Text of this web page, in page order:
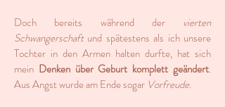
Doch bereits während der vierten
Schwangerschaftund spätestens als ich unsere
Tochter in den Armen halten durfte, hat sich
mein Denken über Geburt komplett geändert.
Aus Angst wurde am Ende sogar Vorfreude.